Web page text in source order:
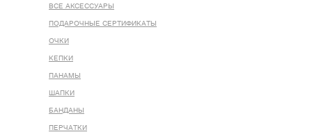
ВСЕ AКСЕССУАРЫ
ПОДАРОЧНЫЕ СЕРТИФИКАТЫ
ОЧКИ
КЕПКИ
ПАНАМЫ
ШАПКИ
БАНДАНЫ
ПЕРЧАТКИ